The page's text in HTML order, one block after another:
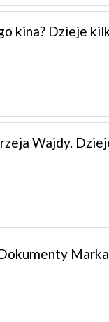
kina? Dzieje
Wajdy.